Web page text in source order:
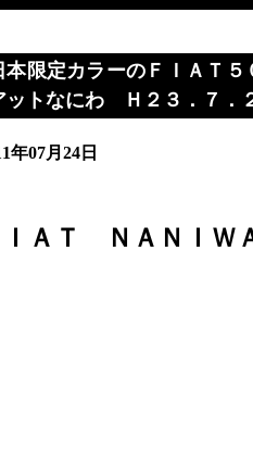
本限定カラーのＦＩＡＴ
ットなにわ Ｈ２３．７．
年07月24日
ＩＡＴ ＮＡＮＩＷ